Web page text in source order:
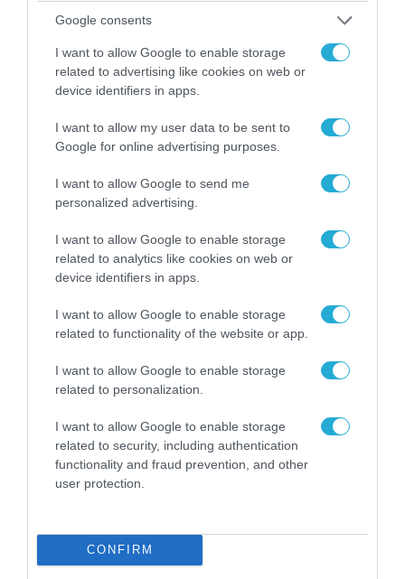
Google consents
I want to allow Google to enable storage
related to advertising like cookies on web or
device identifiers in apps.
I want to allow my user data to be sent to
Google for online advertising purposes.
I want to allow Google to send me
personalized advertising.
I want to allow Google to enable storage
related to analytics like cookies on web or
device identifiers in apps.
I want to allow Google to enable storage
related to functionality of the website or app.
I want to allow Google to enable storage
related to personalization.
I want to allow Google to enable storage
related to security, including authentication
functionality and fraud prevention, and other
user protection.
CONFIRM
06.08.2026 | 09:03
«Οι εντελώς αθώοι»: Η ανάρτηση του Αρκά για
Αττικής (φωτο)